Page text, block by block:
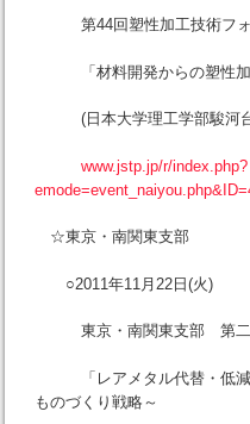
第44回塑性加工技術フォ
「材料開発からの塑性加
(日本大学理工学部駿河
www.jstp.jp/r/index.php?
☆東京・南関東支部
○2011年11月22日(火)
東京・南関東支部 第二
「レアメタル代替・低減
ものづくり戦略～